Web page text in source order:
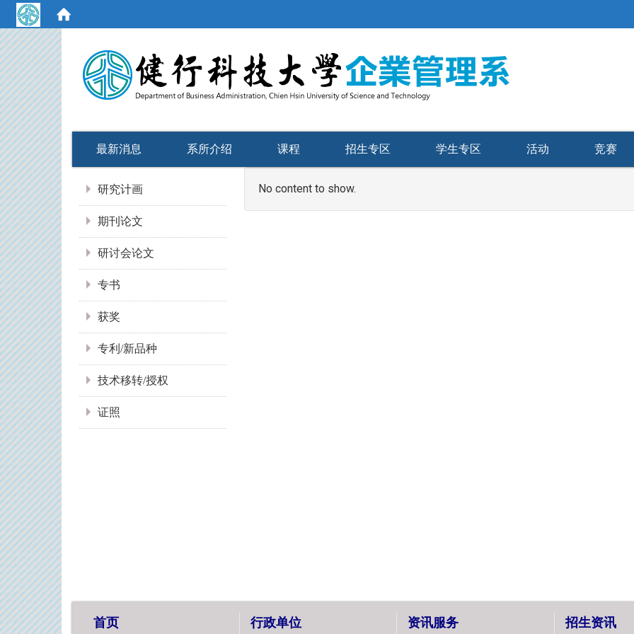
最新消息 系所介绍 课程 招生专区 学生专区 活动 竞赛
研究计画
期刊论文
研讨会论文
专书
获奖
专利/新品种
技术移转/授权
证照
No content to show.
首页 行政单位 资讯服务 招生资讯